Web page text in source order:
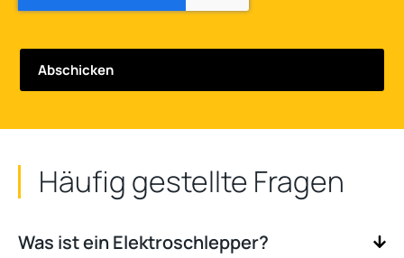
Häufig gestellte Fragen
Was ist ein Elektroschlepper?